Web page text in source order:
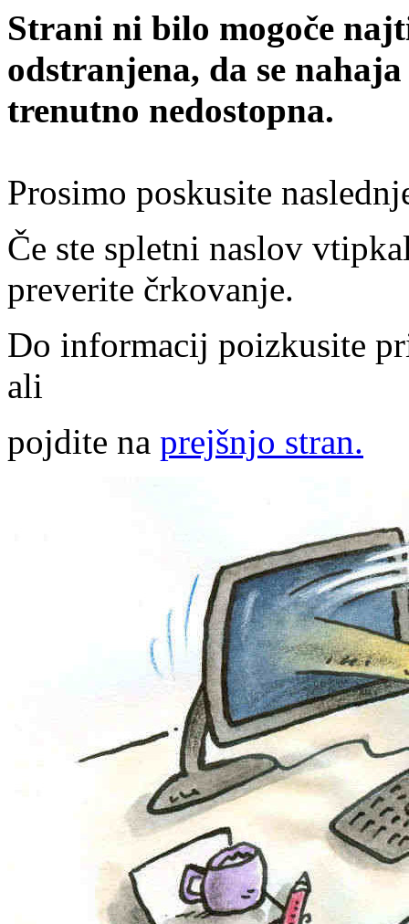
Strani ni bilo mogoče
odstranjena, da se
trenutno nedostopna.
Prosimo poskusite
Če ste spletni naslov
preverite črkovanje.
Do informacij poizkusite
ali
pojdite na prejšnjo stran.